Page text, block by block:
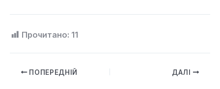
Прочитано: 11
ПОПЕРЕДНІЙ ДАЛІ